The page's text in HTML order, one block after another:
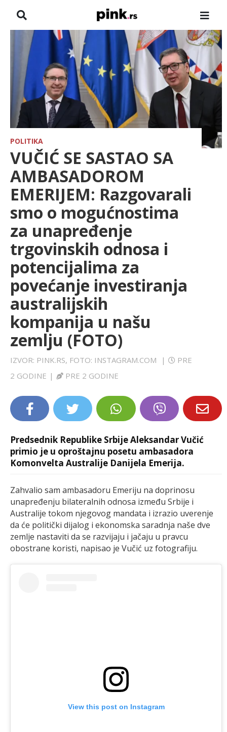
NASLOVNA
VESTI
ZADRUGA
SHOWBIZ
HRONIKA
FARMERI
TV
SPORT
LIFESTYLE
EXTRA
POLITIKA
VUČIĆ SE SASTAO SA
AMBASADOROM
EMERIJEM: Razgovarali
smo o mogućnostima
za unapređenje
trgovinskih odnosa i
potencijalima za
povećanje investiranja
australijskih
kompanija u našu
zemlju (FOTO)
IZVOR: PINK.RS, FOTO: INSTAGRAM.COM |
PRE
2 GODINE | PRE 2 GODINE
Predsednik Republike Srbije Aleksandar Vučić
primio je u oproštajnu posetu ambasadora
Komonvelta Australije Danijela Emerija.
Zahvalio sam ambasadoru Emeriju na doprinosu
unapređenju bilateralnih odnosa između Srbije i
Australije tokom njegovog mandata i izrazio uverenje
da će politički dijalog i ekonomska saradnja naše dve
zemlje nastaviti da se razvijaju i jačaju u pravcu
obostrane koristi, napisao je Vučić uz fotografiju.
View this post on Instagram